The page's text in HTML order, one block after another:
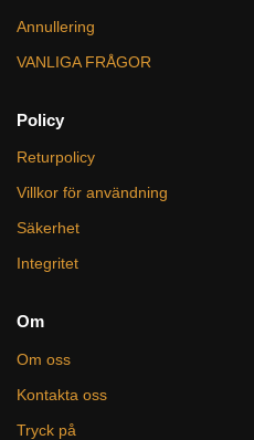
Annullering
VANLIGA FRÅGOR
Policy
Returpolicy
Villkor för användning
Säkerhet
Integritet
Om
Om oss
Kontakta oss
Tryck på